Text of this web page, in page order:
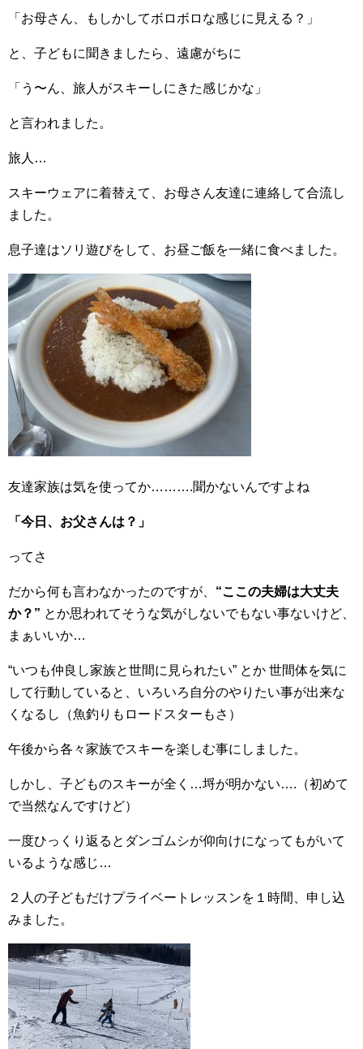
「お母さん、もしかしてボロボロな感じに見える？」
と、子どもに聞きましたら、遠慮がちに
「う〜ん、旅人がスキーしにきた感じかな」
と言われました。
旅人…
スキーウェアに着替えて、お母さん友達に連絡して合流し
ました。
息子達はソリ遊びをして、お昼ご飯を一緒に食べました。
友達家族は気を使ってか……….聞かないんですよね
「今日、お父さんは？」
ってさ
だから何も言わなかったのですが、 “ここの夫婦は大丈夫
か？” とか思われてそうな気がしないでもない事ないけど、
まぁいいか…
“いつも仲良し家族と世間に見られたい” とか 世間体を気に
して行動していると、いろいろ自分のやりたい事が出来な
くなるし（魚釣りもロードスターもさ）
午後から各々家族でスキーを楽しむ事にしました。
しかし、子どものスキーが全く…埒が明かない….（初めて
で当然なんですけど）
一度ひっくり返るとダンゴムシが仰向けになってもがいて
いるような感じ…
２人の子どもだけプライベートレッスンを１時間、申し込
みました。